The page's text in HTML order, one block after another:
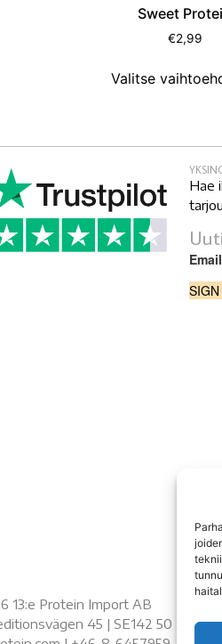
Sweet
€2,99
Valitse
Hae
13:e Protein Import AB
45 | SE142 50